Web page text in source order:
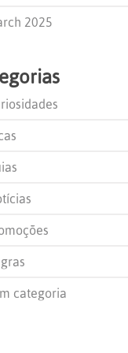
2025
categoria